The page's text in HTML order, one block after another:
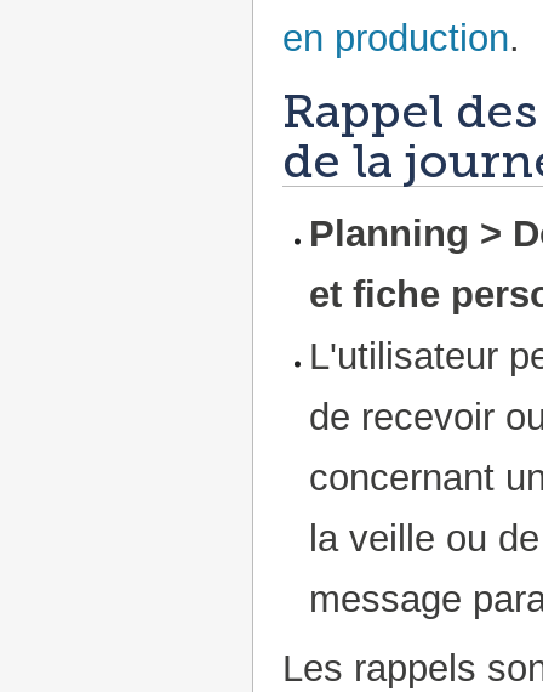
en production.
Rappel
de la
Planning >
et fiche
L'utilisateur
de recevoir
concernant
la veille ou
message
Les rappels